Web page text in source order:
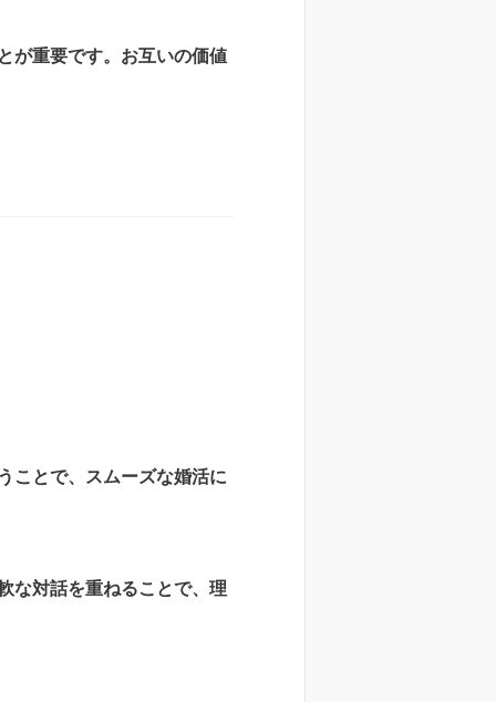
が重要です。お互いの価値
ことで、スムーズな婚活に
な対話を重ねることで、理